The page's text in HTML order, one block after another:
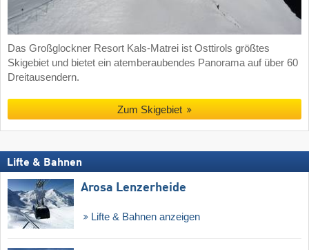
Das Großglockner Resort Kals-Matrei ist Osttirols größtes
Skigebiet und bietet ein atemberaubendes Panorama auf über 60
Dreitausendern.
Zum Skigebiet
Lifte & Bahnen
Arosa Lenzerheide
Lifte & Bahnen anzeigen